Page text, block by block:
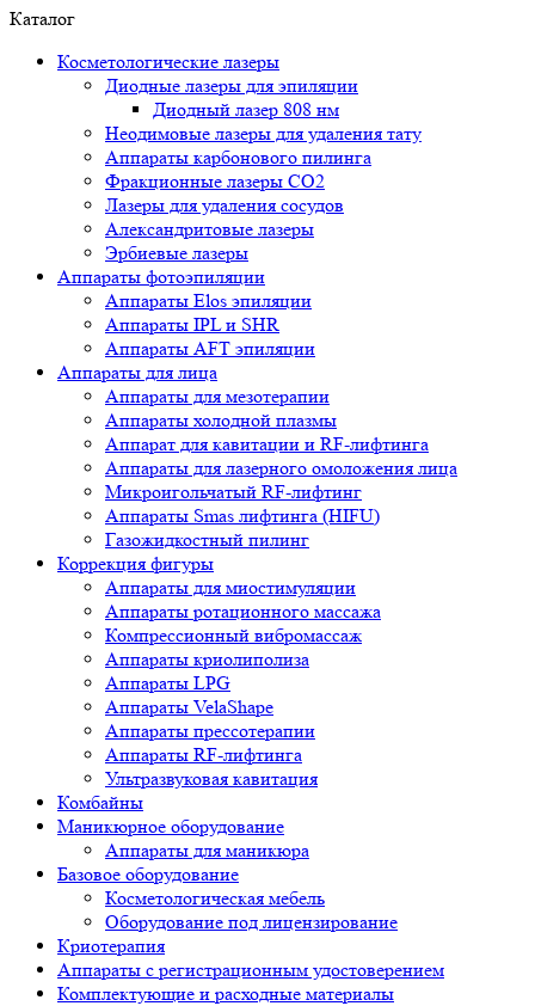
Каталог
Косметологические лазеры
Диодные лазеры для эпиляции
Диодный лазер 808 нм
Неодимовые лазеры для удаления тату
Аппараты карбонового пилинга
Фракционные лазеры CO2
Лазеры для удаления сосудов
Александритовые лазеры
Эрбиевые лазеры
Аппараты фотоэпиляции
Аппараты Elos эпиляции
Аппараты IPL и SHR
Аппараты AFT эпиляции
Аппараты для лица
Аппараты для мезотерапии
Аппараты холодной плазмы
Аппарат для кавитации и RF-лифтинга
Аппараты для лазерного омоложения лица
Микроигольчатый RF-лифтинг
Аппараты Smas лифтинга (HIFU)
Газожидкостный пилинг
Коррекция фигуры
Аппараты для миостимуляции
Аппараты ротационного массажа
Компрессионный вибромассаж
Аппараты криолиполиза
Аппараты LPG
Аппараты VelaShape
Аппараты прессотерапии
Аппараты RF-лифтинга
Ультразвуковая кавитация
Комбайны
Маникюрное оборудование
Аппараты для маникюра
Базовое оборудование
Косметологическая мебель
Оборудование под лицензирование
Криотерапия
Аппараты c регистрационным удостоверением
Комплектующие и расходные материалы